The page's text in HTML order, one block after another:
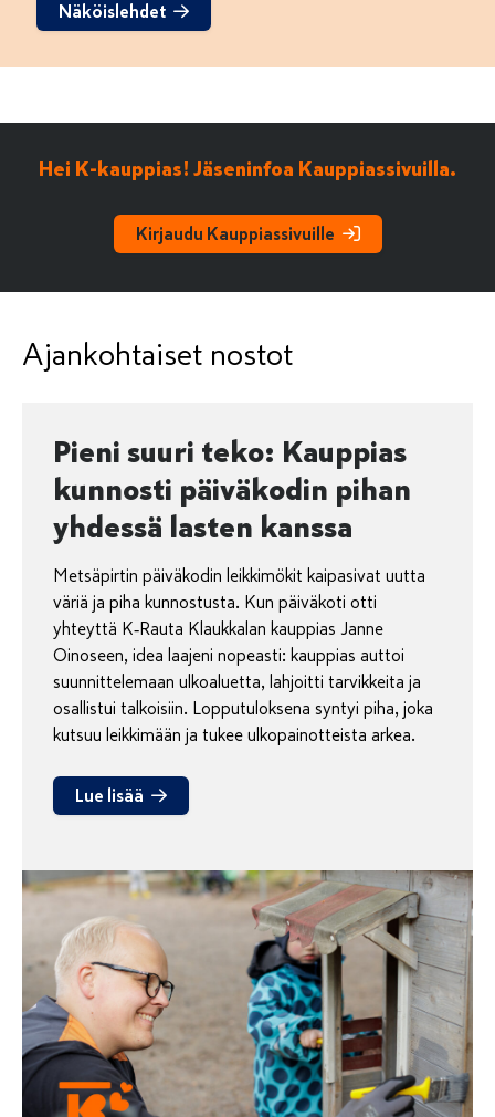
Näköislehdet
Hei K-kauppias! Jäseninfoa Kauppiassivuilla.
Kirjaudu Kauppiassivuille
Ajankohtaiset nostot
Pieni suuri teko: Kauppias
kunnosti päiväkodin pihan
yhdessä lasten kanssa
Metsäpirtin päiväkodin leikkimökit kaipasivat uutta
väriä ja piha kunnostusta. Kun päiväkoti otti
yhteyttä K‑Rauta Klaukkalan kauppias Janne
Oinoseen, idea laajeni nopeasti: kauppias auttoi
suunnittelemaan ulkoaluetta, lahjoitti tarvikkeita ja
osallistui talkoisiin. Lopputuloksena syntyi piha, joka
kutsuu leikkimään ja tukee ulkopainotteista arkea.
Lue lisää